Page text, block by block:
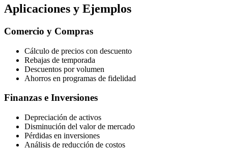
Aplicaciones y Ejemplos
Comercio y Compras
Cálculo de precios con descuento
Rebajas de temporada
Descuentos por volumen
Ahorros en programas de fidelidad
Finanzas e Inversiones
Depreciación de activos
Disminución del valor de mercado
Pérdidas en inversiones
Análisis de reducción de costos